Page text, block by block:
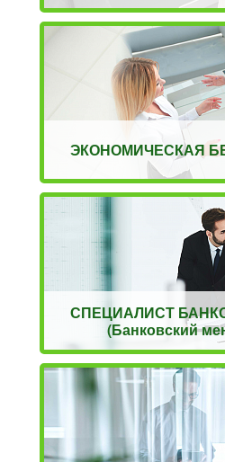
ЭКОНОМИЧЕСКАЯ
СПЕЦИАЛИСТ
(Банковский